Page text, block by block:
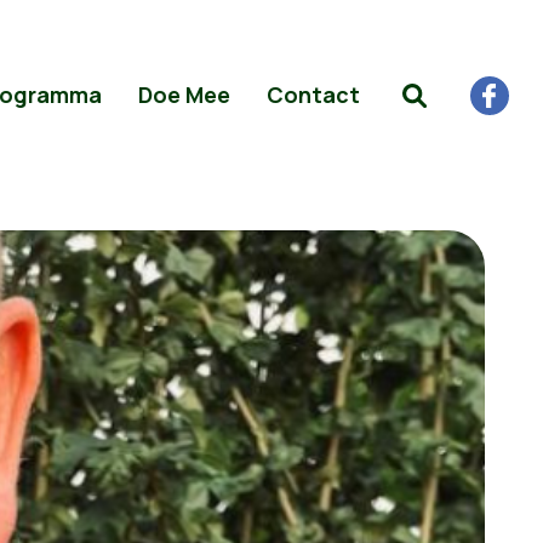
Doe Mee Contact